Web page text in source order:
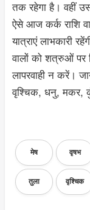
तक रहेगा है। वहीं
ऐसे आज कर्क राशि
यात्राएं लाभकारी
वालों को शत्रुओं पर
लापरवाही न करें।
वृश्चिक, धनु, मकर,
मेष वृषभ
तुला वृश्चिक